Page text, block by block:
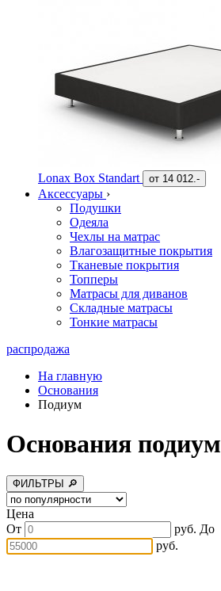
Lonax Box Standart от 14 012.-
Аксессуары ›
Подушки
Одеяла
Чехлы на матрас
Влагозащитные покрытия
Тканевые покрытия
Топперы
Матрасы для диванов
Складные матрасы
Тонкие матрасы
распродажа
На главную
Основания
Подиум
Основания подиум
ФИЛЬТРЫ 🔎
Цена
От
руб. До
руб.